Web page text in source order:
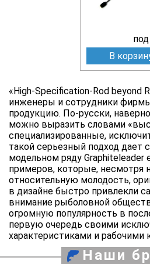
В
«High-Specification-Rod beyond
инженеры и сотрудники
продукцию. По-русски,
можно выразить словами
специализированные,
такой серьезный подход дает
модельном ряду Graphiteleader
примеров, которые, несмотря
относительную молодость,
в дизайне быстро привлекли
внимание рыболовной
огромную популярность в
первую очередь своими
характеристиками и рабочими
Наши